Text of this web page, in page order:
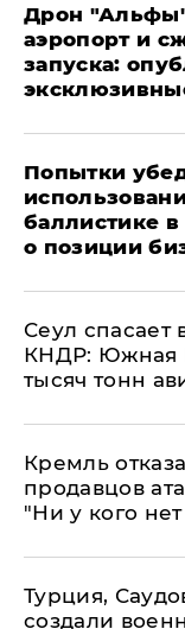
Дрон
аэропорт и
запуска:
Попытки
баллистике
о позиции
​Сеул спасает
КНДР: Южная
тысяч тонн
Кремль
продавцов
"Ни у кого
Турция,
создали